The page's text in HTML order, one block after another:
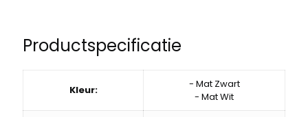
Productspecificatie
Kleur:
- Mat Zwart
- Mat Wit